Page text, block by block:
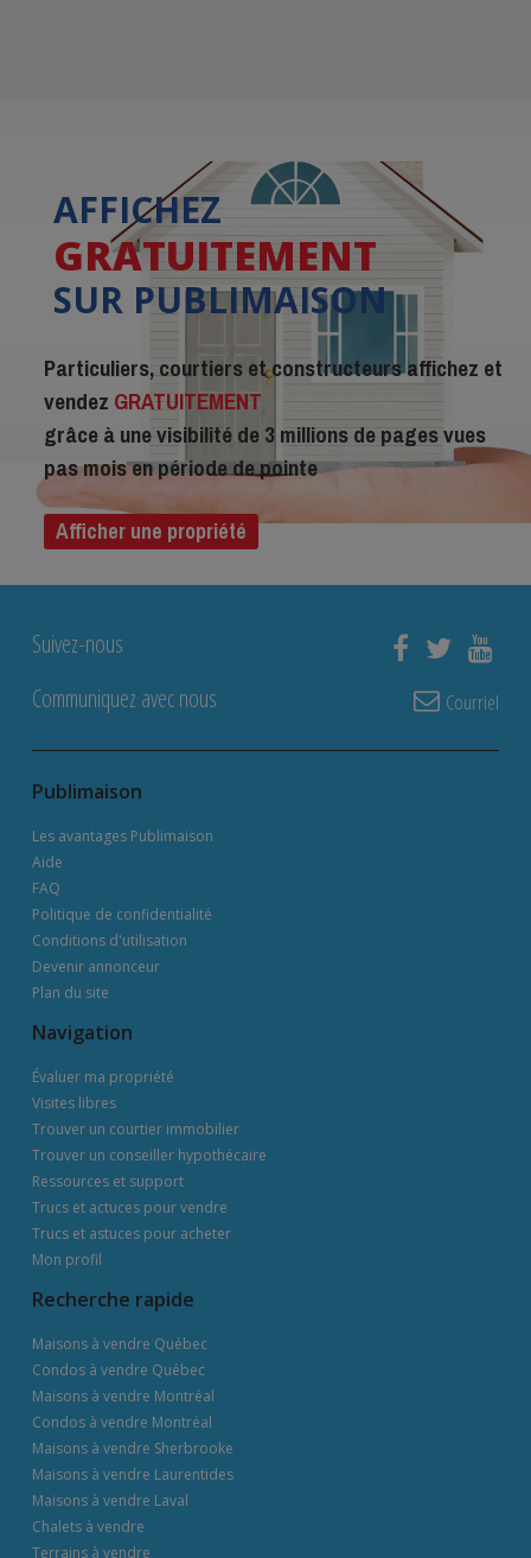
AFFICHEZ
GRATUITEMENT
SUR PUBLIMAISON
Particuliers, courtiers et constructeurs affichez et
vendez GRATUITEMENT
grâce à une visibilité de 3 millions de pages vues
pas mois en période de pointe
Afficher une propriété
Suivez-nous
Communiquez avec nous
Courriel
Publimaison
Les avantages Publimaison
Aide
FAQ
Politique de confidentialité
Conditions d'utilisation
Devenir annonceur
Plan du site
Navigation
Évaluer ma propriété
Visites libres
Trouver un courtier immobilier
Trouver un conseiller hypothécaire
Ressources et support
Trucs et actuces pour vendre
Trucs et astuces pour acheter
Mon profil
Recherche rapide
Maisons à vendre Québec
Condos à vendre Québec
Maisons à vendre Montréal
Condos à vendre Montréal
Maisons à vendre Sherbrooke
Maisons à vendre Laurentides
Maisons à vendre Laval
Chalets à vendre
Terrains à vendre